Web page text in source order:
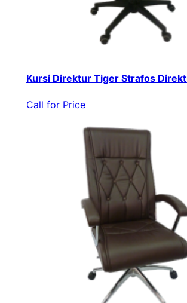
Kursi Direktur Tiger Strafos
Call for Price